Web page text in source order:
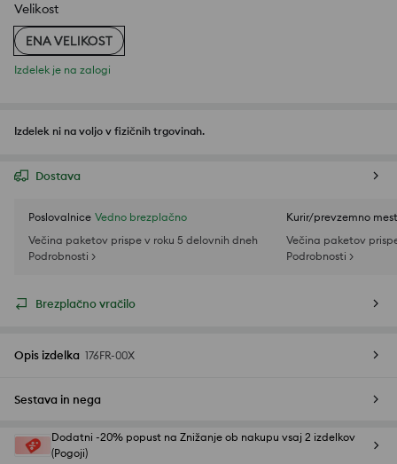
Velikost
ENA VELIKOST
Izdelek je na zalogi
Izdelek ni na voljo v fizičnih trgovinah.
Dostava
Poslovalnice Vedno brezplačno
Večina paketov prispe v roku 5 delovnih dneh
Podrobnosti >
Kurir/prevzemno
Večina paketov
Podrobnosti >
Brezplačno vračilo
Opis izdelka 176FR-00X
Sestava in nega
Dodatni -20% popust na Znižanje ob nakupu vsaj 2 izdelkov
(Pogoji)